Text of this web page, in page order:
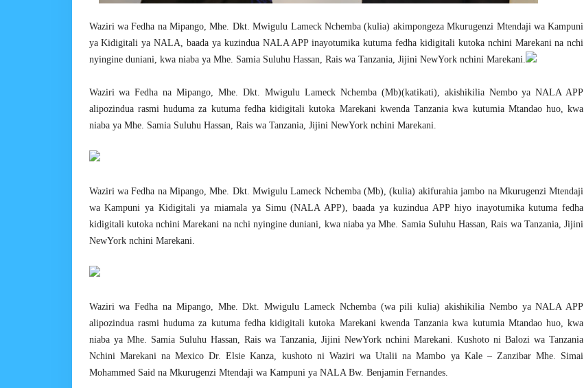
Waziri wa Fedha na Mipango, Mhe. Dkt. Mwigulu Lameck Nchemba (kulia) akimpongeza Mkurugenzi Mtendaji wa Kampuni
ya Kidigitali ya NALA, baada ya kuzindua NALA APP inayotumika kutuma fedha kidigitali kutoka nchini Marekani na nchi
nyingine duniani, kwa niaba ya Mhe. Samia Suluhu Hassan, Rais wa Tanzania, Jijini NewYork nchini Marekani.
Waziri wa Fedha na Mipango, Mhe. Dkt. Mwigulu Lameck Nchemba (Mb)(katikati), akishikilia Nembo ya NALA APP
alipozindua rasmi huduma za kutuma fedha kidigitali kutoka Marekani kwenda Tanzania kwa kutumia Mtandao huo, kwa
niaba ya Mhe. Samia Suluhu Hassan, Rais wa Tanzania, Jijini NewYork nchini Marekani.
Waziri wa Fedha na Mipango, Mhe. Dkt. Mwigulu Lameck Nchemba (Mb), (kulia) akifurahia jambo na Mkurugenzi Mtendaji
wa Kampuni ya Kidigitali ya miamala ya Simu (NALA APP), baada ya kuzindua APP hiyo inayotumika kutuma fedha
kidigitali kutoka nchini Marekani na nchi nyingine duniani, kwa niaba ya Mhe. Samia Suluhu Hassan, Rais wa Tanzania, Jijini
NewYork nchini Marekani.
Waziri wa Fedha na Mipango, Mhe. Dkt. Mwigulu Lameck Nchemba (wa pili kulia) akishikilia Nembo ya NALA APP
alipozindua rasmi huduma za kutuma fedha kidigitali kutoka Marekani kwenda Tanzania kwa kutumia Mtandao huo, kwa
niaba ya Mhe. Samia Suluhu Hassan, Rais wa Tanzania, Jijini NewYork nchini Marekani. Kushoto ni Balozi wa Tanzania
Nchini Marekani na Mexico Dr. Elsie Kanza, kushoto ni Waziri wa Utalii na Mambo ya Kale – Zanzibar Mhe. Simai
Mohammed Said na Mkurugenzi Mtendaji wa Kampuni ya NALA Bw. Benjamin Fernandes.